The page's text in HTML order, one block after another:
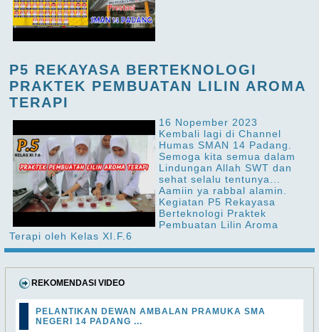
P5 REKAYASA BERTEKNOLOGI
PRAKTEK PEMBUATAN LILIN AROMA
TERAPI
16 Nopember 2023
Kembali lagi di Channel
Humas SMAN 14 Padang.
Semoga kita semua dalam
Lindungan Allah SWT dan
sehat selalu tentunya...
Aamiin ya rabbal alamin.
Kegiatan P5 Rekayasa
Berteknologi Praktek
Pembuatan Lilin Aroma
Terapi oleh Kelas XI.F.6
REKOMENDASI VIDEO
PELANTIKAN DEWAN AMBALAN PRAMUKA SMA
NEGERI 14 PADANG ...